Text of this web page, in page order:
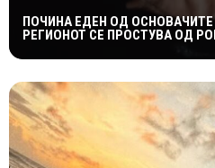
ПОЧИНА ЕДЕН ОД
РЕГИОНОТ СЕ ПРОСТУВА ОД